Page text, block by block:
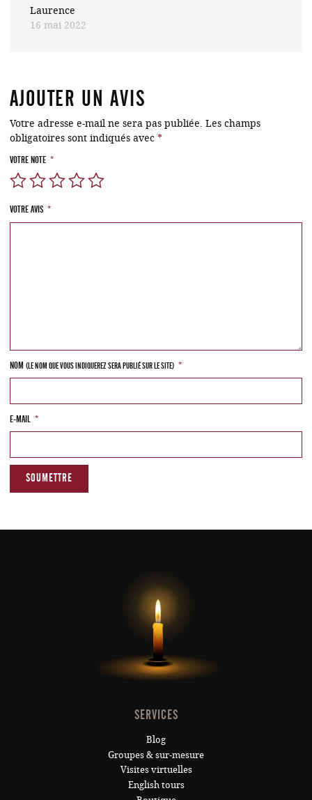
Laurence
16 mai 2022
AJOUTER UN AVIS
Votre adresse e-mail ne sera pas publiée. Les champs
obligatoires sont indiqués avec*
VOTRE NOTE*
VOTRE AVIS*
NOM(LE NOM QUE VOUS INDIQUEREZ SERA PUBLIÉ SUR LE SITE) *
E-MAIL*
SERVICES
Blog
Groupes & sur-mesure
Visites virtuelles
English tours